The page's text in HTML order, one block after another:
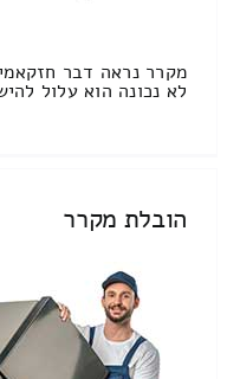
מקרר נראה דבר
לא נכונה הוא עלול
הובלת מקרר